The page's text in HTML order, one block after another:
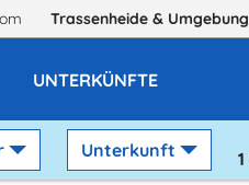
Trassenheide & Umgebung
UNTERKÜNFTE
Unterkunft 1